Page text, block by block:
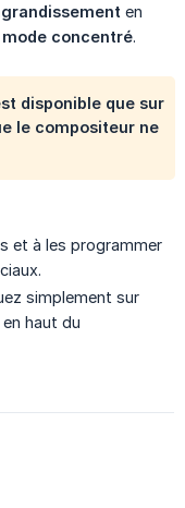
en
mode concentré.
disponible que sur
le compositeur ne
et à les programmer
simplement sur
en haut du